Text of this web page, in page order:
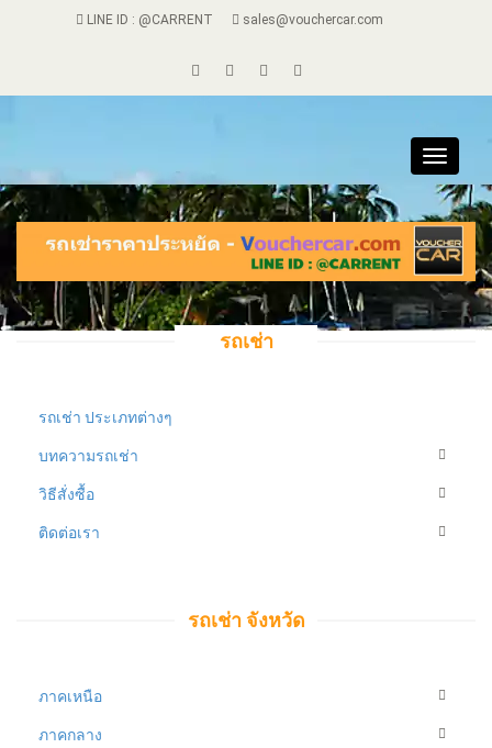
LINE ID : @CARRENT sales@vouchercar.com
Toggle
รถเช่า
รถเช่า ประเภทต่างๆ
บทความรถเช่า
วิธีสั่งซื้อ
ติดต่อเรา
รถเช่า จังหวัด
ภาคเหนือ
ภาคกลาง